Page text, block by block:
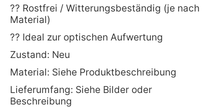
?? Rostfrei / Witterungsbeständig (je nach
Material)
?? Ideal zur optischen Aufwertung
Zustand: Neu
Material: Siehe Produktbeschreibung
Lieferumfang: Siehe Bilder oder
Beschreibung